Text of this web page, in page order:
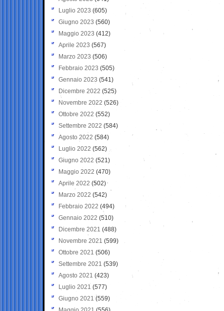
Luglio 2023 (605)
Giugno 2023 (560)
Maggio 2023 (412)
Aprile 2023 (567)
Marzo 2023 (506)
Febbraio 2023 (505)
Gennaio 2023 (541)
Dicembre 2022 (525)
Novembre 2022 (526)
Ottobre 2022 (552)
Settembre 2022 (584)
Agosto 2022 (584)
Luglio 2022 (562)
Giugno 2022 (521)
Maggio 2022 (470)
Aprile 2022 (502)
Marzo 2022 (542)
Febbraio 2022 (494)
Gennaio 2022 (510)
Dicembre 2021 (488)
Novembre 2021 (599)
Ottobre 2021 (506)
Settembre 2021 (539)
Agosto 2021 (423)
Luglio 2021 (577)
Giugno 2021(559)